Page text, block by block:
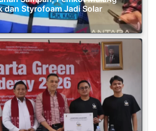
dan Styrofoam Jadi Solar